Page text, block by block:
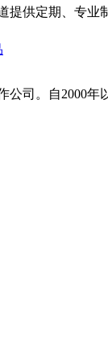
提供定期、专业
公司。自2000年